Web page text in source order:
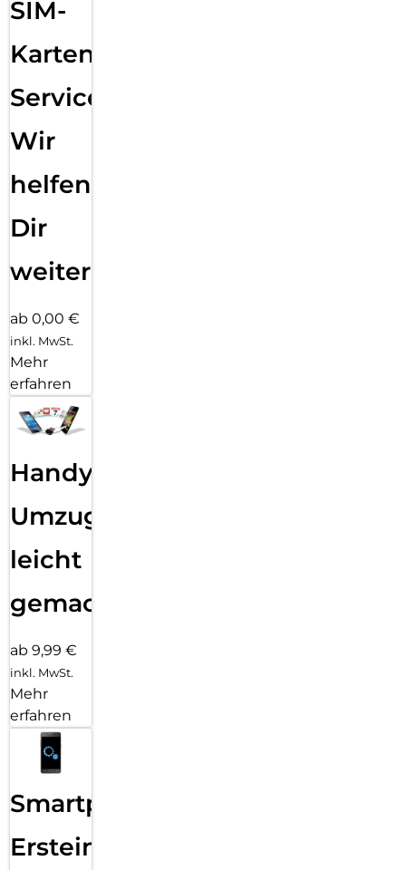
SIM-
Karten
Service:
Wir
helfen
Dir
weiter
ab 0,00 €
inkl. MwSt.
Mehr
erfahren
Handy
Umzug
leicht
gemacht!
ab 9,99 €
inkl. MwSt.
Mehr
erfahren
Smartphone
Ersteinrichtung